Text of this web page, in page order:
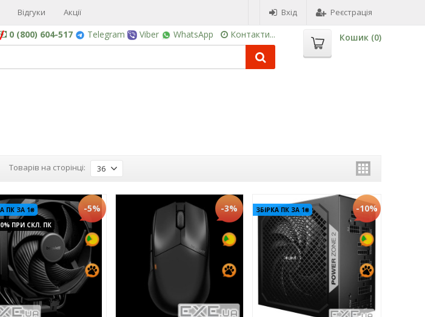
Відгуки Акції Вхід Реєстрація
0 (800) 604-517 Telegram Viber WhatsApp Контакти... Кошик (0)
Товарів на сторінці: 36
ПК ЗА 1₴
ПРИ СКЛ. ПК
-5% -3% ЗБІРКА ПК ЗА 1₴ -10%